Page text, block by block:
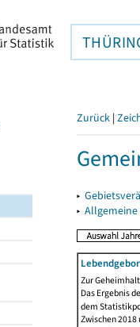
Zurück |
▸
▸
Zur
Das Ergebnis
dem
Zwischen